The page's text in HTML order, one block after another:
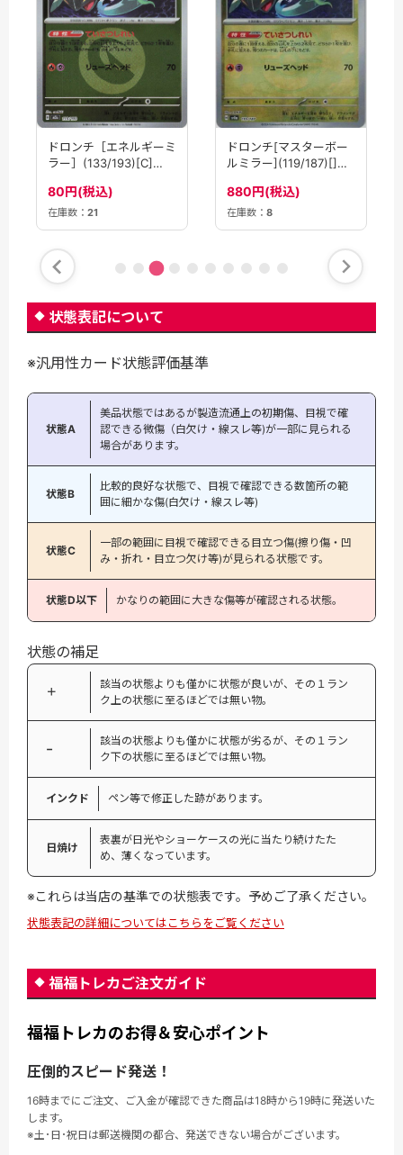
ドロンチ［エネルギーミ
ラー］(133/193)[C]
80円(税込)
在庫数： 21
ドロンチ[マスターボー
ルミラー](119/187)[]
880円(税込)
在庫数： 8
状態表記について
※汎用性カード状態評価基準
状態A
美品状態ではあるが製造流通上の初期傷、目視で確
認できる微傷（白欠け・線スレ等)が一部に見られる
場合があります。
状態B
比較的良好な状態で、目視で確認できる数箇所の範
囲に細かな傷(白欠け・線スレ等)
状態C
一部の範囲に目視で確認できる目立つ傷(擦り傷・凹
み・折れ・目立つ欠け等)が見られる状態です。
状態D以下 かなりの範囲に大きな傷等が確認される状態。
状態の補足
＋
該当の状態よりも僅かに状態が良いが、その１ラン
ク上の状態に至るほどでは無い物。
−
該当の状態よりも僅かに状態が劣るが、その１ラン
ク下の状態に至るほどでは無い物。
インクド ペン等で修正した跡があります。
日焼け
表裏が日光やショーケースの光に当たり続けたた
め、薄くなっています。
※これらは当店の基準での状態表です。予めご了承ください。
状態表記の詳細についてはこちらをご覧ください
福福トレカご注文ガイド
福福トレカのお得＆安心ポイント
圧倒的スピード発送！
16時までにご注文、ご入金が確認できた商品は18時から19時に発送いた
します。
※土･日･祝日は郵送機関の都合、発送できない場合がございます。